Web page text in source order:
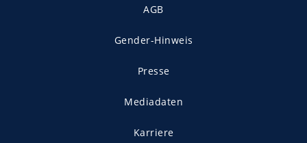
AGB
Gender-Hinweis
Presse
Mediadaten
Karriere